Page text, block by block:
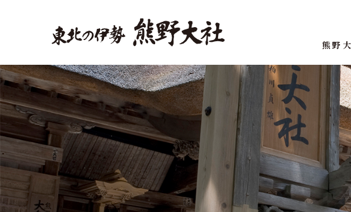
熊野